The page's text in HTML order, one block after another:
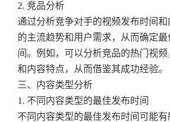
2. 竞品分析
通过分析竞争对手的视频发布时间
的主流趋势和用户需求，从而确定
间。例如，可以分析竞品的热门视频
和内容特点，从而借鉴其成功经验。
三、内容类型分析
1. 不同内容类型的最佳发布时间
不同内容类型的最佳发布时间可能